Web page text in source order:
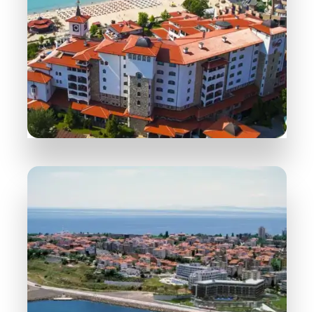
DETAILS
Sonnenstrand